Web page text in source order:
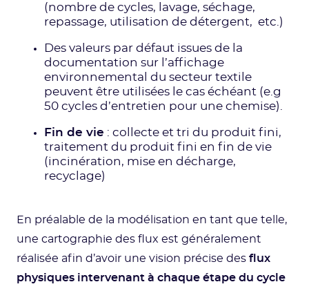
(nombre de cycles, lavage, séchage,
repassage, utilisation de détergent, etc.)
Des valeurs par défaut issues de la
documentation sur l’affichage
environnemental du secteur textile
peuvent être utilisées le cas échéant (e.g
50 cycles d’entretien pour une chemise).
Fin de vie : collecte et tri du produit fini,
traitement du produit fini en fin de vie
(incinération, mise en décharge,
recyclage)
En préalable de la modélisation en tant que telle,
une cartographie des flux est généralement
réalisée afin d’avoir une vision précise des flux
physiques intervenant à chaque étape du cycle